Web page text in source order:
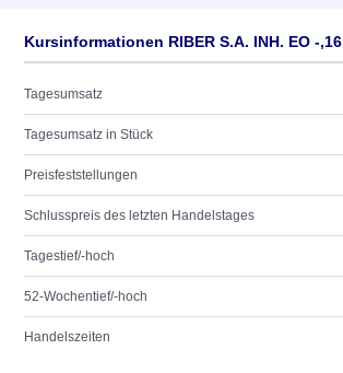
Kursinformationen RIBER S.A. INH. EO -,16
Tagesumsatz
Tagesumsatz in Stück
Preisfeststellungen
Schlusspreis des letzten Handelstages
Tagestief/-hoch
52-Wochentief/-hoch
Handelszeiten